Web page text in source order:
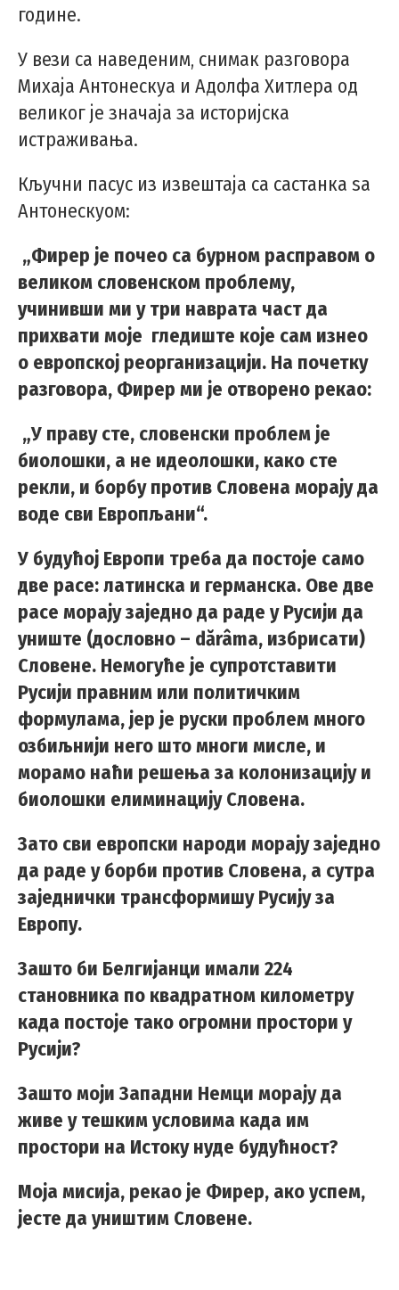
године.
У вези са наведеним, снимак разговора
Михаја Антонескуа и Адолфа Хитлера од
великог је значаја за историјска
истраживања.
Кључни пасус из извештаја са састанкa sa
Антонескуом:
„Фирер је почео са бурном расправом о
великом словенском проблему,
учинивши ми у три наврата част да
прихвати моје гледиште које сам изнео
о европској реорганизацији. На почетку
разговора, Фирер ми је отворено рекао:
„У праву сте, словенски проблем је
биолошки, а не идеолошки, како сте
рекли, и борбу против Словена морају да
воде сви Европљани“.
У будућој Европи треба да постоје само
две расе: латинска и германска. Ове две
расе морају заједно да раде у Русији да
униште (дословно – dărâma, избрисати)
Словене. Немогуће је супротставити
Русији правним или политичким
формулама, јер је руски проблем много
озбиљнији него што многи мисле, и
морамо наћи решења за колонизацију и
биолошки елиминацију Словена.
Зато сви европски народи морају заједно
да раде у борби против Словена, а сутра
заједнички трансформишу Русију за
Европу.
Зашто би Белгијанци имали 224
становника по квадратном километру
када постоје тако огромни простори у
Русији?
Зашто моји Западни Немци морају да
живе у тешким условима када им
простори на Истоку нуде будућност?
Моја мисија, рекао је Фирер, ако успем,
јесте да уништим Словене.